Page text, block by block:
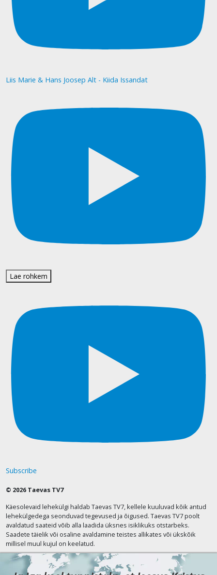
Liis Marie & Hans Joosep Alt - Kiida Issandat
Lae rohkem
Subscribe
© 2026 Taevas TV7
Käesolevaid lehekülgi haldab Taevas TV7, kellele kuuluvad kõik antud
lehekülgedega seonduvad tegevused ja õigused. Taevas TV7 poolt
avaldatud saateid võib alla laadida üksnes isiklikuks otstarbeks.
Saadete täielik või osaline avaldamine teistes allikates või ükskõik
millisel muul kujul on keelatud.